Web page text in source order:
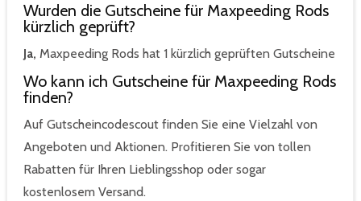
Wurden die Gutscheine für Maxpeeding Rods
kürzlich geprüft?
Ja, Maxpeeding Rods hat 1 kürzlich geprüften Gutscheine
Wo kann ich Gutscheine für Maxpeeding Rods
finden?
Auf Gutscheincodescout finden Sie eine Vielzahl von
Angeboten und Aktionen. Profitieren Sie von tollen
Rabatten für Ihren Lieblingsshop oder sogar
kostenlosem Versand.